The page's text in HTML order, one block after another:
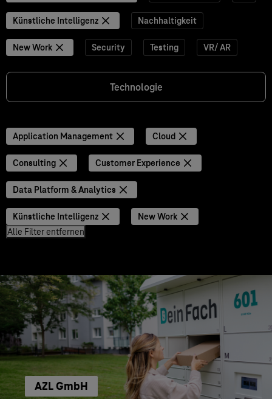
Künstliche Intelligenz Nachhaltigkeit
New Work Security Testing VR/ AR
Technologie
Application Management Cloud
Consulting Customer Experience
Data Platform & Analytics
Künstliche Intelligenz
New Work
Alle Filter entfernen
AZL GmbH